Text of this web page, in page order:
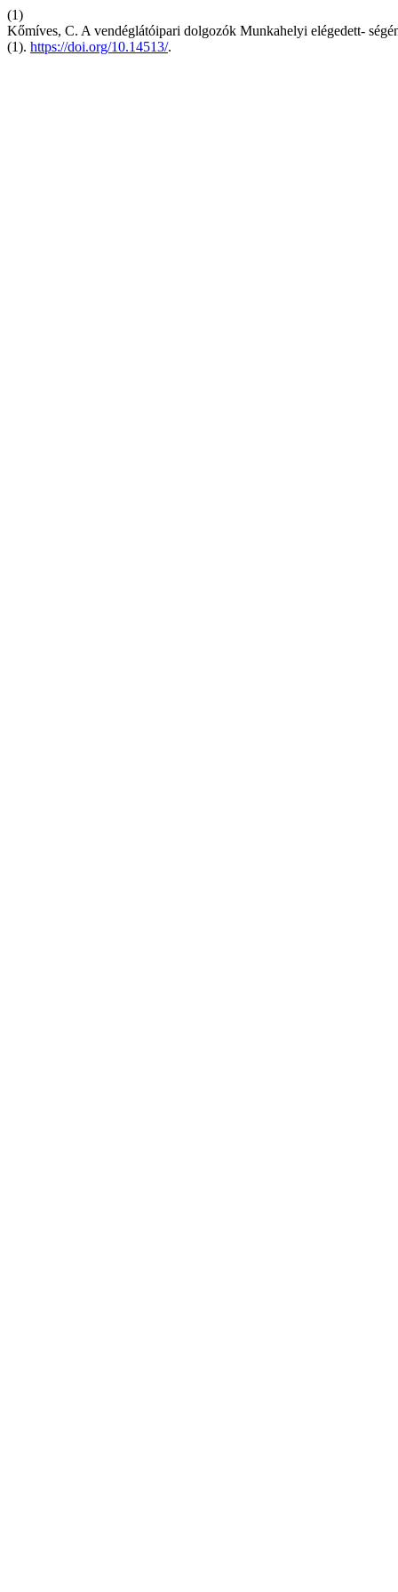
(1)
Kőmíves, C. A vendéglátóipari dolgozók Munkahelyi elégedett-
(1). https://doi.org/10.14513/.